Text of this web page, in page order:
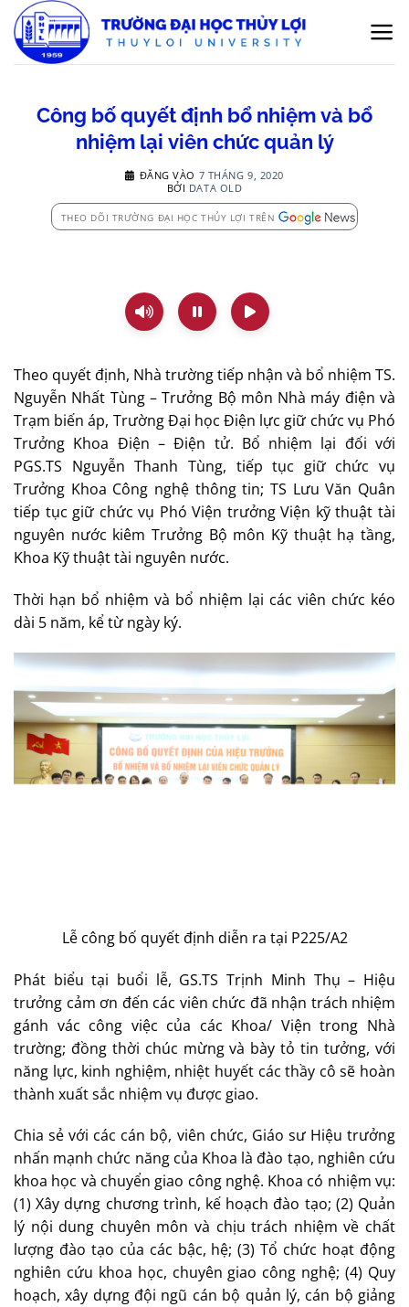
qua
nội
Công bố quyết định bổ nhiệm và bổ
nhiệm lại viên chức quản lý
ĐĂNG VÀO 7 THÁNG 9, 2020
BỞI DATA OLD
THEO DÕI TRƯỜNG ĐẠI HỌC THỦY LỢI TRÊN
Theo quyết định, Nhà trường tiếp nhận và bổ nhiệm TS.
Nguyễn Nhất Tùng – Trưởng Bộ môn Nhà máy điện và
Trạm biến áp, Trường Đại học Điện lực giữ chức vụ Phó
Trưởng Khoa Điện – Điện tử. Bổ nhiệm lại đối với
PGS.TS Nguyễn Thanh Tùng, tiếp tục giữ chức vụ
Trưởng Khoa Công nghệ thông tin; TS Lưu Văn Quân
tiếp tục giữ chức vụ Phó Viện trưởng Viện kỹ thuật tài
nguyên nước kiêm Trưởng Bộ môn Kỹ thuật hạ tầng,
Khoa Kỹ thuật tài nguyên nước.
Thời hạn bổ nhiệm và bổ nhiệm lại các viên chức kéo
dài 5 năm, kể từ ngày ký.
Lễ công bố quyết định diễn ra tại P225/A2
Phát biểu tại buổi lễ, GS.TS Trịnh Minh Thụ – Hiệu
trưởng cảm ơn đến các viên chức đã nhận trách nhiệm
gánh vác công việc của các Khoa/ Viện trong Nhà
trường; đồng thời chúc mừng và bày tỏ tin tưởng, với
năng lực, kinh nghiệm, nhiệt huyết các thầy cô sẽ hoàn
thành xuất sắc nhiệm vụ được giao.
Chia sẻ với các cán bộ, viên chức, Giáo sư Hiệu trưởng
nhấn mạnh chức năng của Khoa là đào tạo, nghiên cứu
khoa học và chuyển giao công nghệ. Khoa có nhiệm vụ:
(1) Xây dựng chương trình, kế hoạch đào tạo; (2) Quản
lý nội dung chuyên môn và chịu trách nhiệm về chất
lượng đào tạo của các bậc, hệ; (3) Tổ chức hoạt động
nghiên cứu khoa học, chuyên giao công nghệ; (4) Quy
hoạch, xây dựng đội ngũ cán bộ quản lý, cán bộ giảng